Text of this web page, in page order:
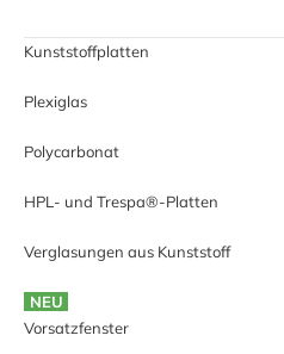
Kunststoffplatten
Plexiglas
Polycarbonat
HPL- und Trespa®-Platten
Verglasungen aus Kunststoff
NEU
Vorsatzfenster